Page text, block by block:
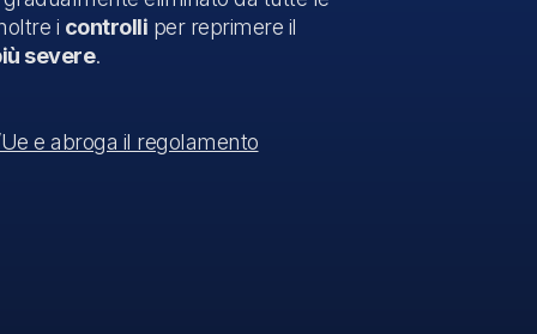
icontrolliper reprimere il
severe.
e abroga il regolamento